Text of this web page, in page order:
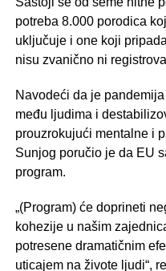
potreba 8.000 porodica
uključuje i one koji
nisu zvanično ni
Navodeći da je
među ljudima i
prouzrokujući mentalne i
Sunjog poručio je da EU
program.
„(Program) će doprineti
kohezije u našim
potresene dramatičnim
uticajem na živote ljudi“,